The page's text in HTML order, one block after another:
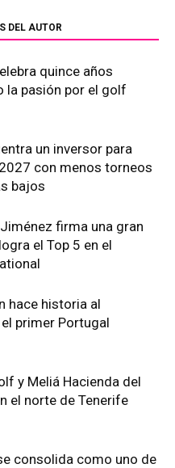
DEL AUTOR
quince años
la pasión por el golf
un inversor para
con menos torneos
bajos
firma una gran
el Top 5 en el
hace historia al
primer Portugal
y Meliá Hacienda del
el norte de Tenerife
consolida como uno de